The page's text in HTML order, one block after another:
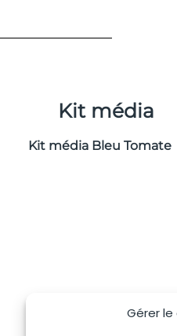
Gérer
Kit média
Kit média Bleu Tomate